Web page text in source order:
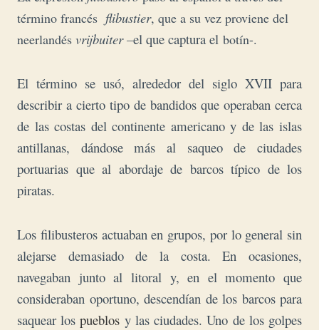
término francés flibustier, que a su vez proviene del
neerlandés vrijbuiter –el que captura el botín-.
El término se usó, alrededor del siglo XVII para
describir a cierto tipo de bandidos que operaban cerca
de las costas del continente americano y de las islas
antillanas, dándose más al saqueo de ciudades
portuarias que al abordaje de barcos típico de los
piratas.
Los filibusteros actuaban en grupos, por lo general sin
alejarse demasiado de la costa. En ocasiones,
navegaban junto al litoral y, en el momento que
consideraban oportuno, descendían de los barcos para
saquear lospueblos y las ciudades. Uno de los golpes